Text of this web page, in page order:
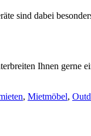
sind dabei
Ihnen
, Mietmöbel,